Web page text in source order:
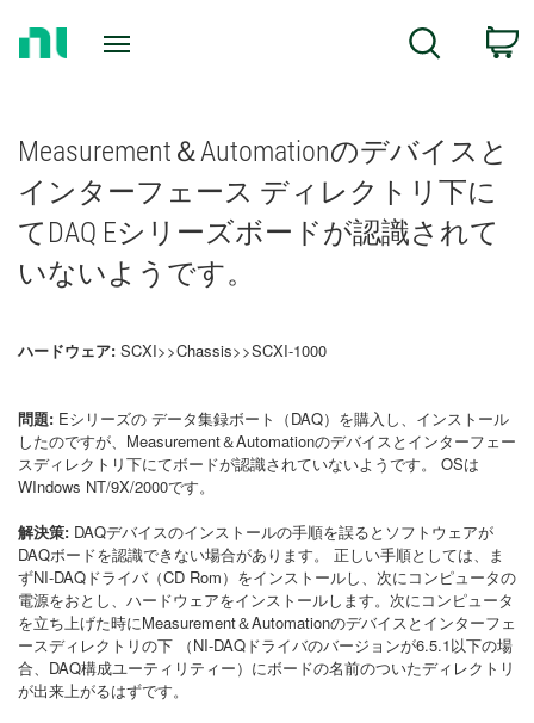
Search
Measurement＆Automationのデバイスと
インターフェース ディレクトリ下に
てDAQ Eシリーズボードが認識されて
いないようです。
ハードウェア: SCXI>>Chassis>>SCXI-1000
問題: Eシリーズの データ集録ボート（DAQ）を購入し、インストール
したのですが、Measurement＆Automationのデバイスとインターフェー
スディレクトリ下にてボードが認識されていないようです。 OSは
WIndows NT/9X/2000です。
解決策: DAQデバイスのインストールの手順を誤るとソフトウェアが
DAQボードを認識できない場合があります。 正しい手順としては、ま
ずNI-DAQドライバ（CD Rom）をインストールし、次にコンピュータの
電源をおとし、ハードウェアをインストールします。次にコンピュータ
を立ち上げた時にMeasurement＆Automationのデバイスとインターフェ
ースディレクトリの下 （NI-DAQドライバのバージョンが6.5.1以下の場
合、DAQ構成ユーティリティー）にボードの名前のついたディレクトリ
が出来上がるはずです。